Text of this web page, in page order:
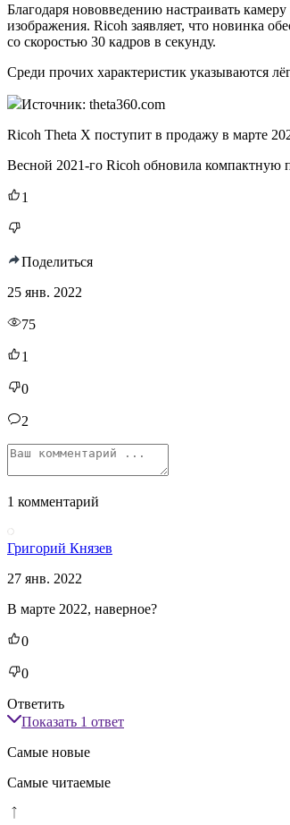
Благодаря нововведению настраивать
изображения. Ricoh заявляет, что новинка
со скоростью 30 кадров в секунду.
Среди прочих характеристик указываются
Источник: theta360.com
Ricoh Theta X поступит в продажу в марте
Весной 2021-го Ricoh обновила компактную
1
Поделиться
25 янв. 2022
75
1
0
2
1 комментарий
Григорий Князев
27 янв. 2022
В марте 2022, наверное?
0
0
Ответить
Показать 1 ответ
Самые новые
Самые читаемые